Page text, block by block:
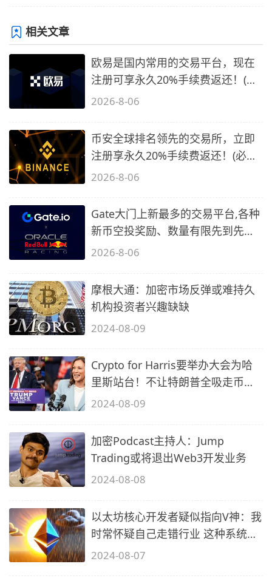
相关文章
欧易是国内常用的交易平台，现在
注册可享永久20%手续费返还！(必
备1)
2026-8-06
币安全球排名领先的交易所，立即
注册享永久20%手续费返还！(必备
2)
2026-8-06
Gate大门上新最多的交易平台,各种
新币空投奖励、数量有限先到先
得…
2026-8-06
摩根大通：加密市场反弹或难持久
机构投资者兴趣缺缺
2024-08-09
Crypto for Harris要举办大会为哈
里斯站台！不让特朗普全吸走币圈
选票
2024-08-09
加密Podcast主持人：Jump
Trading或将退出Web3开发业务
2024-08-08
以太坊核心开发者疑似指向V神：我
时常怀疑自己走错行业 这种系统不
该崩
2024-08-07